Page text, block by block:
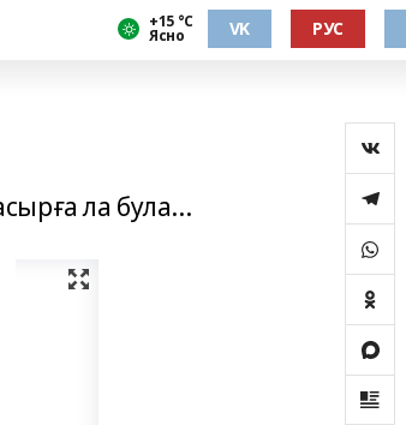
+15 °С
Ясно VK РУС
ла була...